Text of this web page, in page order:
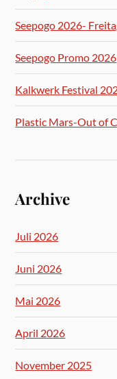
Seepogo 2026-
Seepogo Promo 2026
Kalkwerk Festival
Plastic Mars-Out of
Archive
Juli 2026
Juni 2026
Mai 2026
April 2026
November 2025